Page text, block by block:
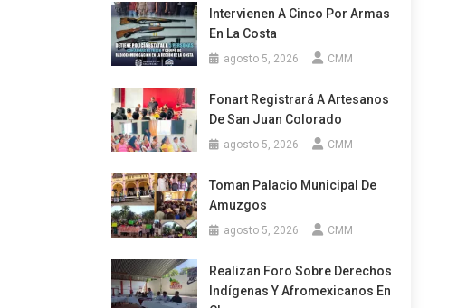
Intervienen A Cinco Por Armas
En La Costa
agosto 5, 2026 CMM
Fonart Registrará A Artesanos
De San Juan Colorado
agosto 5, 2026 CMM
Toman Palacio Municipal De
Amuzgos
agosto 5, 2026 CMM
Realizan Foro Sobre Derechos
Indígenas Y Afromexicanos En